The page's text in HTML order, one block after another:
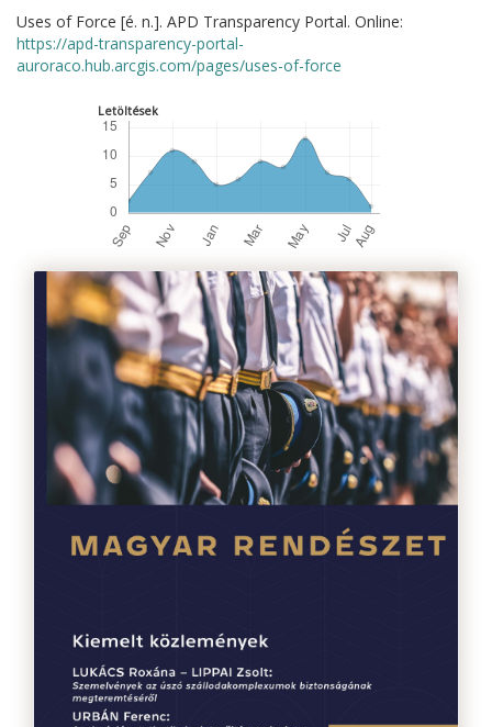
Uses of Force [é. n.]. APD Transparency Portal. Online:
https://apd-transparency-portal-
auroraco.hub.arcgis.com/pages/uses-of-force
Letöltések